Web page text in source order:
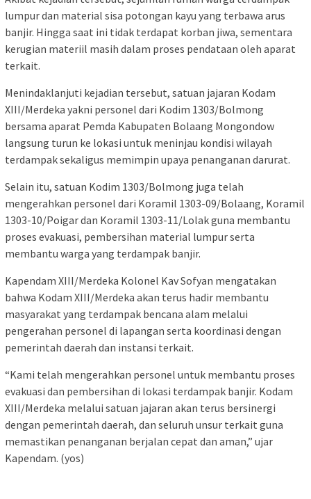
lumpur dan material sisa potongan kayu yang terbawa arus
banjir. Hingga saat ini tidak terdapat korban jiwa, sementara
kerugian materiil masih dalam proses pendataan oleh aparat
terkait.
Menindaklanjuti kejadian tersebut, satuan jajaran Kodam
XIII/Merdeka yakni personel dari Kodim 1303/Bolmong
bersama aparat Pemda Kabupaten Bolaang Mongondow
langsung turun ke lokasi untuk meninjau kondisi wilayah
terdampak sekaligus memimpin upaya penanganan darurat.
Selain itu, satuan Kodim 1303/Bolmong juga telah
mengerahkan personel dari Koramil 1303-09/Bolaang, Koramil
1303-10/Poigar dan Koramil 1303-11/Lolak guna membantu
proses evakuasi, pembersihan material lumpur serta
membantu warga yang terdampak banjir.
Kapendam XIII/Merdeka Kolonel Kav Sofyan mengatakan
bahwa Kodam XIII/Merdeka akan terus hadir membantu
masyarakat yang terdampak bencana alam melalui
pengerahan personel di lapangan serta koordinasi dengan
pemerintah daerah dan instansi terkait.
“Kami telah mengerahkan personel untuk membantu proses
evakuasi dan pembersihan di lokasi terdampak banjir. Kodam
XIII/Merdeka melalui satuan jajaran akan terus bersinergi
dengan pemerintah daerah, dan seluruh unsur terkait guna
memastikan penanganan berjalan cepat dan aman,” ujar
Kapendam. (yos)